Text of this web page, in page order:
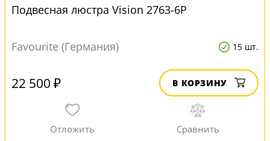
Подвесная люстра Vision 2763-6P
Favourite (Германия) 15 шт.
22 500 ₽ В КОРЗИНУ